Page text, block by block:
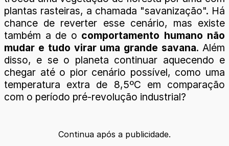
plantas rasteiras, a chamada "savanização". Há
chance de reverter esse cenário, mas existe
também a de o comportamento humano não
mudar e tudo virar uma grande savana. Além
disso, e se o planeta continuar aquecendo e
chegar até o pior cenário possível, como uma
temperatura extra de 8,5ºC em comparação
com o período pré-revolução industrial?
Continua após a publicidade.